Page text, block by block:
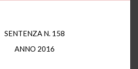
SENTENZA N. 158
ANNO 2016